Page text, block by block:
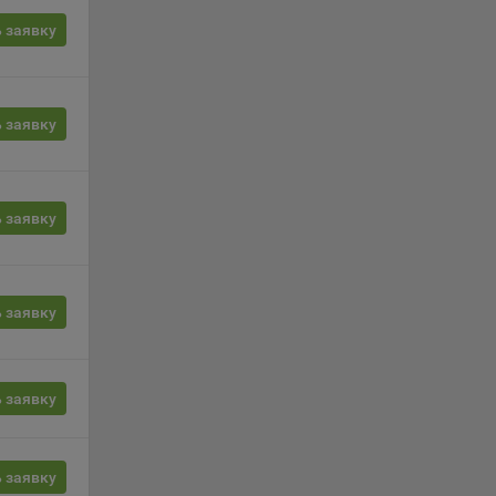
заявку
заявку
заявку
заявку
заявку
заявку